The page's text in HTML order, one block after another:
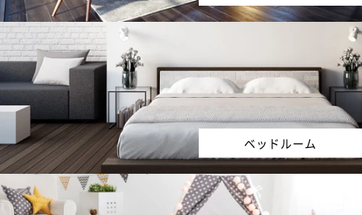
ベッドルーム